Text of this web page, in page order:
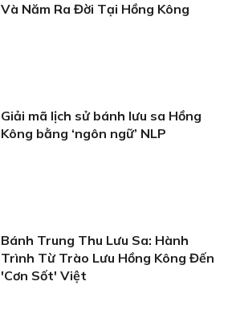
Và Năm Ra Đời Tại Hồng Kông
Giải mã lịch sử bánh lưu sa Hồng
Kông bằng ‘ngôn ngữ’ NLP
Bánh Trung Thu Lưu Sa: Hành
Trình Từ Trào Lưu Hồng Kông Đến
'Cơn Sốt' Việt